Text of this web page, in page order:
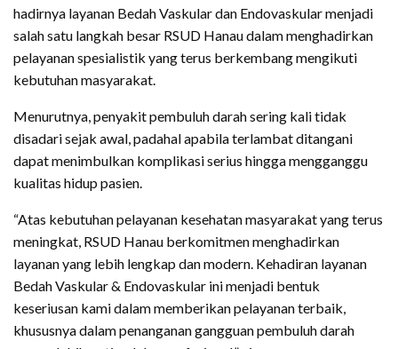
hadirnya layanan Bedah Vaskular dan Endovaskular menjadi
salah satu langkah besar RSUD Hanau dalam menghadirkan
pelayanan spesialistik yang terus berkembang mengikuti
kebutuhan masyarakat.
Menurutnya, penyakit pembuluh darah sering kali tidak
disadari sejak awal, padahal apabila terlambat ditangani
dapat menimbulkan komplikasi serius hingga mengganggu
kualitas hidup pasien.
“Atas kebutuhan pelayanan kesehatan masyarakat yang terus
meningkat, RSUD Hanau berkomitmen menghadirkan
layanan yang lebih lengkap dan modern. Kehadiran layanan
Bedah Vaskular & Endovaskular ini menjadi bentuk
keseriusan kami dalam memberikan pelayanan terbaik,
khususnya dalam penanganan gangguan pembuluh darah